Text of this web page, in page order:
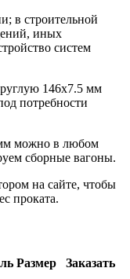
в строительной
иных
систем
146х7.5 мм
потребности
можно в любом
сборные вагоны.
на сайте, чтобы
проката.
Размер
Заказать